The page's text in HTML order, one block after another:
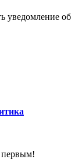
уведомление об
первым!